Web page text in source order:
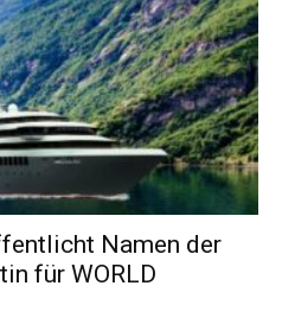
Namen der
für WORLD